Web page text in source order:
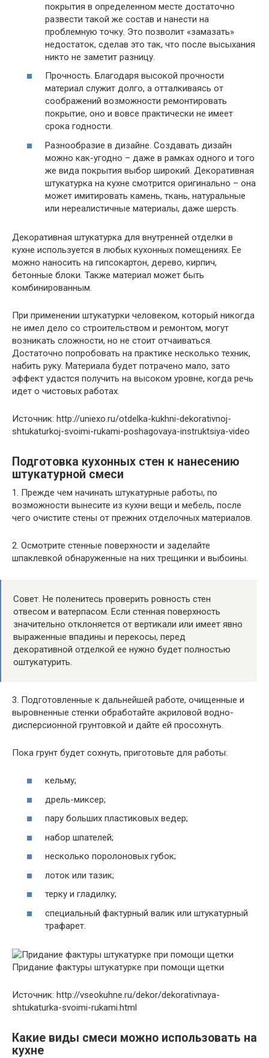
покрытия в определенном месте достаточно
развести такой же состав и нанести на
проблемную точку. Это позволит «замазать»
недостаток, сделав это так, что после высыхания
никто не заметит разницу.
Прочность. Благодаря высокой прочности
материал служит долго, а отталкиваясь от
соображений возможности ремонтировать
покрытие, оно и вовсе практически не имеет
срока годности.
Разнообразие в дизайне. Создавать дизайн
можно как-угодно – даже в рамках одного и того
же вида покрытия выбор широкий. Декоративная
штукатурка на кухне смотрится оригинально – она
может имитировать камень, ткань, натуральные
или нереалистичные материалы, даже шерсть.
Декоративная штукатурка для внутренней отделки в
кухне используется в любых кухонных помещениях. Ее
можно наносить на гипсокартон, дерево, кирпич,
бетонные блоки. Также материал может быть
комбинированным.
При применении штукатурки человеком, который никогда
не имел дело со строительством и ремонтом, могут
возникать сложности, но не стоит отчаиваться.
Достаточно попробовать на практике несколько техник,
набить руку. Материала будет потрачено мало, зато
эффект удастся получить на высоком уровне, когда речь
идет о чистовых работах.
Источник: http://uniexo.ru/otdelka-kukhni-dekorativnoj-
shtukaturkoj-svoimi-rukami-poshagovaya-instruktsiya-video
Подготовка кухонных стен к нанесению
штукатурной смеси
1. Прежде чем начинать штукатурные работы, по
возможности вынесите из кухни вещи и мебель, после
чего очистите стены от прежних отделочных материалов.
2. Осмотрите стенные поверхности и заделайте
шпаклевкой обнаруженные на них трещинки и выбоины.
Совет. Не поленитесь проверить ровность стен
отвесом и ватерпасом. Если стенная поверхность
значительно отклоняется от вертикали или имеет явно
выраженные впадины и перекосы, перед
декоративной отделкой ее нужно будет полностью
оштукатурить.
3. Подготовленные к дальнейшей работе, очищенные и
выровненные стенки обработайте акриловой водно-
дисперсионной грунтовкой и дайте ей просохнуть.
Пока грунт будет сохнуть, приготовьте для работы:
кельму;
дрель-миксер;
пару больших пластиковых ведер;
набор шпателей;
несколько поролоновых губок;
лоток или тазик;
терку и гладилку;
специальный фактурный валик или штукатурный
трафарет.
Придание фактуры штукатурке при помощи щетки
Источник: http://vseokuhne.ru/dekor/dekorativnaya-
shtukaturka-svoimi-rukami.html
Какие виды смеси можно использовать на
кухне